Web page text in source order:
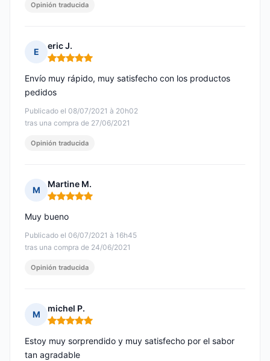
Opinión traducida
E
eric J.
Nota: 5 de 5
Publicado el 08/07/2021 à 20h02
tras una compra de 27/06/2021
Envío muy rápido, muy satisfecho con los productos
pedidos
Opinión traducida
M
Martine M.
Nota: 5 de 5
Publicado el 06/07/2021 à 16h45
tras una compra de 24/06/2021
Muy bueno
Opinión traducida
M
michel P.
Nota: 5 de 5
Estoy muy sorprendido y muy satisfecho por el sabor
tan agradable